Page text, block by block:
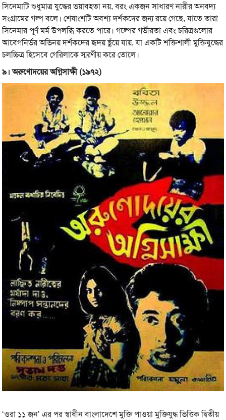
সিনেমাটি শুধুমাত্র যুদ্ধের ভয়াবহতা নয়, বরং একজন সাধারণ নারীর অনবদ্য
সংগ্রামের গল্প বলে। শেষাংশটি অবশ্য দর্শকদের জন্য রয়ে গেছে, যাতে তারা
সিনেমার পূর্ণ মর্ম উপলব্ধি করতে পারে। গল্পের গভীরতা এবং চরিত্রগুলোর
আবেগনির্ভর অভিনয় দর্শকদের হৃদয় ছুঁয়ে যায়, যা একটি শক্তিশালী মুক্তিযুদ্ধের
চলচ্চিত্র হিসেবে গেরিলাকে স্মরণীয় করে তোলে।
৯। অরুণোদয়ের অগ্নিসাক্ষী (১৯৭২)
‘‌ওরা ১১ জন’ এর পর স্বাধীন বাংলাদেশে মুক্তি পাওয়া মুক্তিযুদ্ধ ভিত্তিক দ্বিতীয়